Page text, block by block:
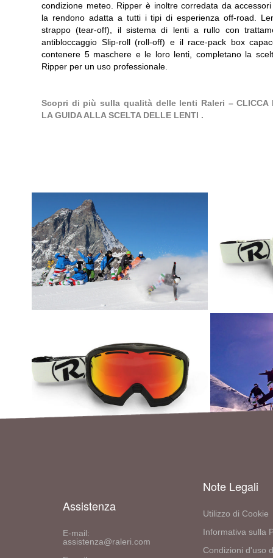
condizione meteo. Ripper è inoltre corredata da
la rendono adatta a tutti i tipi di esperienza off-road.
strappo (tear-off), il sistema di lenti a rullo con
antibloccaggio Slip-roll (roll-off) e il race-pack box
contenere 5 maschere e le loro lenti, completano la
Ripper per un uso professionale.
Scopri di più sulla qualità delle lenti Raleri – CLICCA
LA GUIDA ALLA SCELTA DELLE LENTI .
Assistenza
E-mail:
assistenza@raleri.com
Note Legali
Utilizzo di Cookie
Informativa sulla
Condizioni d'uso